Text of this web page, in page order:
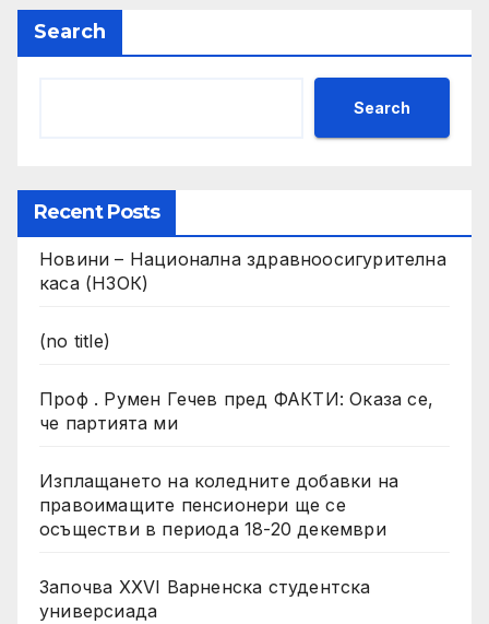
Search
Search
Recent Posts
Новини – Национална здравноосигурителна
каса (НЗОК)
(no title)
Проф . Румен Гечев пред ФАКТИ: Оказа се,
че партията ми
Изплащането на коледните добавки на
правоимащите пенсионери ще се
осъществи в периода 18-20 декември
Започва XXVI Варненска студентска
универсиада